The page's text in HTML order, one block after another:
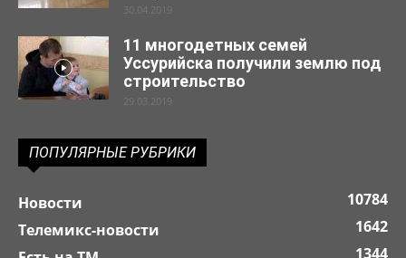
30.04.2019
11 многодетных семей
Уссурийска получили землю под
строительство
29.03.2019
ПОПУЛЯРНЫЕ РУБРИКИ
Новости
10784
Телемикс-новости
1642
1344